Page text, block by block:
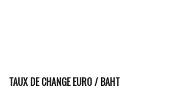
TAUX DE CHANGE EURO / BAHT